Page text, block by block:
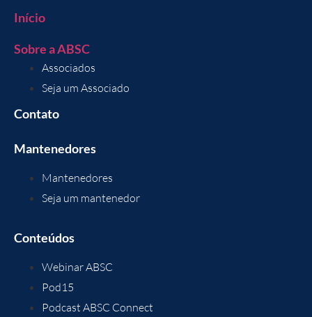
Início
Sobre a ABSC
Associados
Seja um Associado
Contato
Mantenedores
Mantenedores
Seja um mantenedor
Conteúdos
Webinar ABSC
Pod15
Podcast ABSC Connect